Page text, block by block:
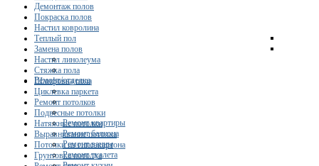
Ремонт/отделка
Ремонт квартиры
Ремонт балкона
Ремонт ванны
Ремонт туалета
Демонтаж полов
Покраска полов
Настил ковролина
Теплый пол
Замена полов
Настил линолеума
Стяжка пола
Шлифовка пола
Циклевка паркета
Ремонт потолков
Подвесные потолки
Натяжные потолки
Выравнивание потолка
Потолки из гипсокартона
Грунтовка потолка